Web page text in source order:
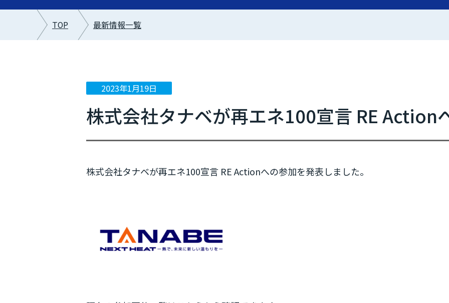
TOP 最新情報一覧
イベント情報
プレスリリース
協力イベント
活動報告
2023年1月19日
株式会社タナベが再エネ100宣言 RE Action
株式会社タナベが再エネ100宣言 RE Actionへの参加を発表しました。